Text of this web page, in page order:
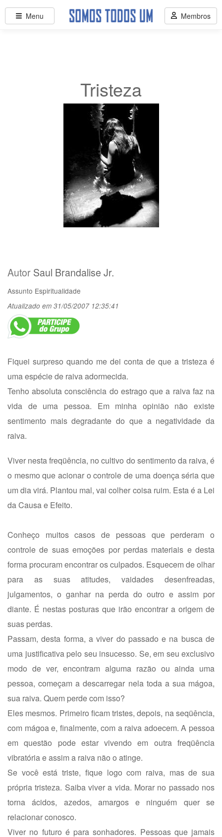
Tristeza
Autor Saul Brandalise Jr.
Assunto Espiritualidade
Atualizado em 31/05/2007 12:35:41
Fiquei surpreso quando me dei conta de que a tristeza é
uma espécie de raiva adormecida.
Tenho absoluta consciência do estrago que a raiva faz na
vida de uma pessoa. Em minha opinião não existe
sentimento mais degradante do que a negatividade da
raiva.
Viver nesta freqüência, no cultivo do sentimento da raiva, é
o mesmo que acionar o controle de uma doença séria que
um dia virá. Plantou mal, vai colher coisa ruim. Esta é a Lei
da Causa e Efeito.
Conheço muitos casos de pessoas que perderam o
controle de suas emoções por perdas materiais e desta
forma procuram encontrar os culpados. Esquecem de olhar
para as suas atitudes, vaidades desenfreadas,
julgamentos, o ganhar na perda do outro e assim por
diante. É nestas posturas que irão encontrar a origem de
suas perdas.
Passam, desta forma, a viver do passado e na busca de
uma justificativa pelo seu insucesso. Se, em seu exclusivo
modo de ver, encontram alguma razão ou ainda uma
pessoa, começam a descarregar nela toda a sua mágoa,
sua raiva. Quem perde com isso?
Eles mesmos. Primeiro ficam tristes, depois, na seqüência,
com mágoa e, finalmente, com a raiva adoecem. A pessoa
em questão pode estar vivendo em outra freqüência
vibratória e assim a raiva não o atinge.
Se você está triste, fique logo com raiva, mas de sua
própria tristeza. Saiba viver a vida. Morar no passado nos
torna ácidos, azedos, amargos e ninguém quer se
relacionar conosco.
Viver no futuro é para sonhadores. Pessoas que jamais
Menu Membros